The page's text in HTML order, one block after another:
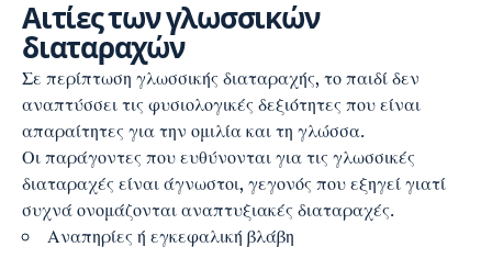
Αιτίες των γλωσσικών
διαταραχών
Σε περίπτωση γλωσσικής διαταραχής, το παιδί δεν
αναπτύσσει τις φυσιολογικές δεξιότητες που είναι
απαραίτητες για την ομιλία και τη γλώσσα.
Οι παράγοντες που ευθύνονται για τις γλωσσικές
διαταραχές είναι άγνωστοι, γεγονός που εξηγεί γιατί
συχνά ονομάζονται αναπτυξιακές διαταραχές.
Αναπηρίες ή εγκεφαλική βλάβη